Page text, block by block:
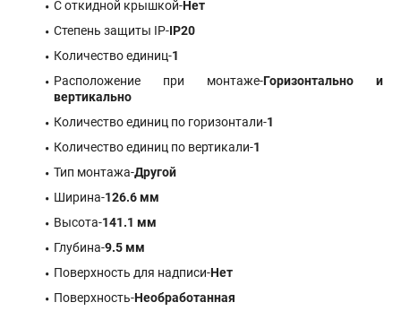
С откидной крышкой-Нет
Степень защиты IP-IP20
Количество единиц-1
Расположение при монтаже-Горизонтально и
вертикально
Количество единиц по горизонтали-1
Количество единиц по вертикали-1
Тип монтажа-Другой
Ширина-126.6 мм
Высота-141.1 мм
Глубина-9.5 мм
Поверхность для надписи-Нет
Поверхность-Необработанная